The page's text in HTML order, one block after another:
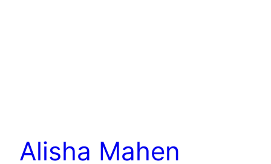
Alisha Mahen